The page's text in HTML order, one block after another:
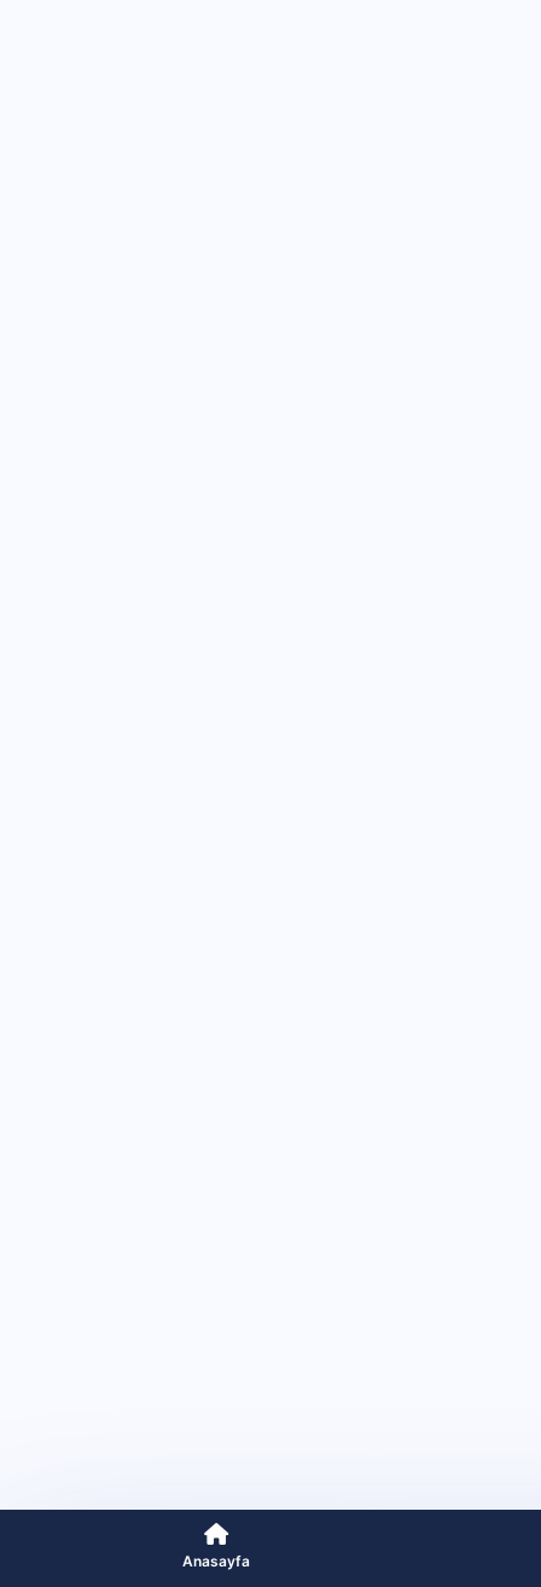
Anasayfa